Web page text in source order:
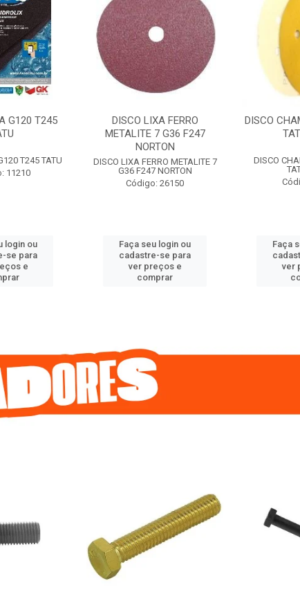
G120 T245
T245 TATU
11210
login ou
se para
e
DISCO LIXA FERRO
METALITE 7 G36 F247
NORTON
DISCO LIXA FERRO METALITE 7
G36 F247 NORTON
Código: 26150
Faça seu login ou
cadastre-se para
ver preços e
comprar
DISCO
DISCO
Faça
ver